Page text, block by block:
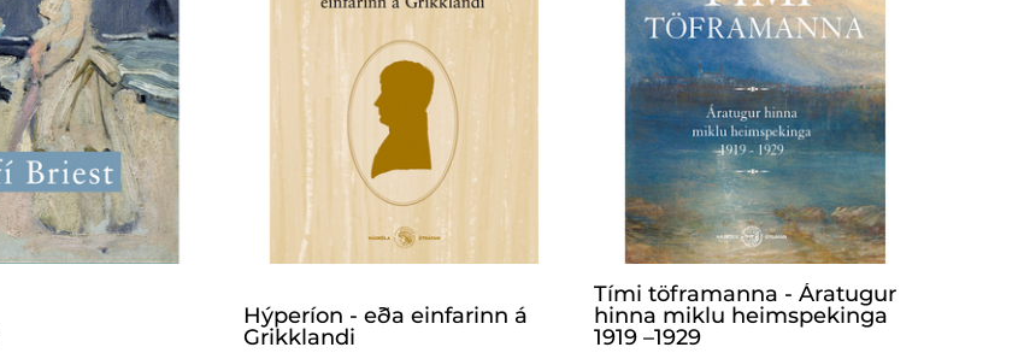
Hýperíon - eða einfarinn á
Grikklandi
Tími töframanna - Áratugur
hinna miklu heimspekinga
1919 –1929